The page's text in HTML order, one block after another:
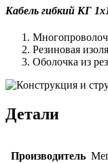
Кабель гибкий КГ
Резиновая
Оболочка из
Детали
Производитель